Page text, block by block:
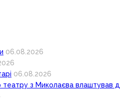
06.08.2026
06.08.2026
з Миколаєва влаштував